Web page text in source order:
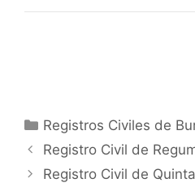
Categorías
Registros Civiles de
Registro Civil de
Registro Civil de